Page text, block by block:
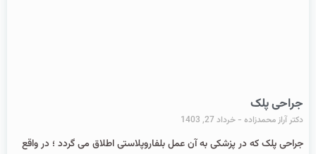
جراحی پلک
دکتر آراز محمدزاده خرداد 27, 1403
جراحی پلک که در پزشکی به آن عمل بلفاروپلاستی اطلاق می گردد ؛ در واقع